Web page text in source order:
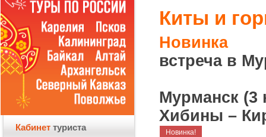
Киты и
Новинка
встреча в
Мурманск (3
Хибины –
Новинка!
Кабинет туриста